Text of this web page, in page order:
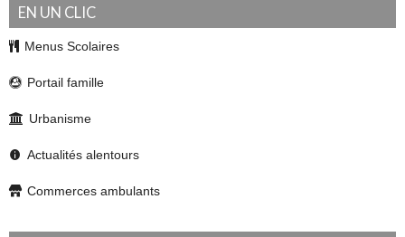
EN UN CLIC
Menus Scolaires
Portail famille
Urbanisme
Actualités alentours
Commerces ambulants